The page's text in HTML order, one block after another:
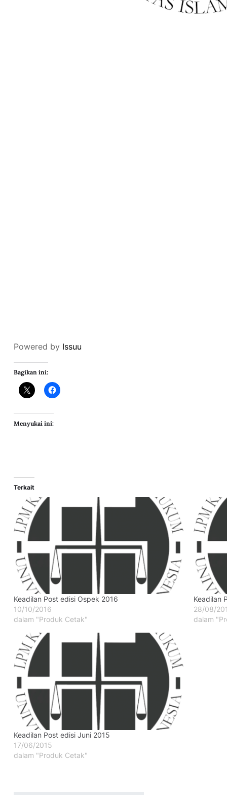
Powered by Issuu
Bagikan ini:
Menyukai ini:
Terkait
Keadilan Post edisi Ospek 2016
10/10/2016
dalam "Produk Cetak"
Keadilan
28/08/
dalam
Keadilan Post edisi Juni 2015
17/06/2015
dalam "Produk Cetak"